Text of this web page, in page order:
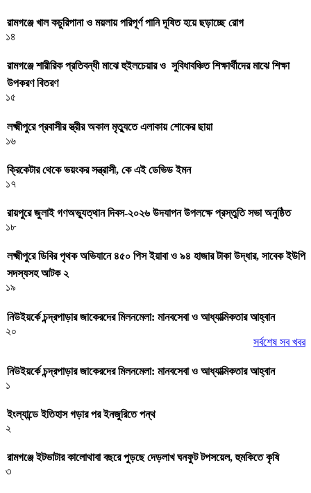
রামগঞ্জে খাল কচুরিপানা ও ময়লায় পরিপূর্ণ পানি দূষিত হয়ে ছড়াচ্ছে রোগ
১৪
রামগঞ্জে শারীরিক প্রতিবন্ধী মাঝে হুইলচেয়ার ও সুবিধাবঞ্চিত শিক্ষার্থীদের মাঝে শিক্ষা
উপকরণ বিতরণ
১৫
লক্ষ্মীপুরে প্রবাসীর স্ত্রীর অকাল মৃত্যুতে এলাকায় শোকের ছায়া
১৬
ক্রিকেটার থেকে ভয়ংকর সন্ত্রাসী, কে এই ডেভিড ইমন
১৭
রায়পুরে জুলাই গণঅভ্যুত্থান দিবস-২০২৬ উদযাপন উপলক্ষে প্রস্তুতি সভা অনুষ্ঠিত
১৮
লক্ষ্মীপুরে ডিবির পৃথক অভিযানে ৪৫০ পিস ইয়াবা ও ৯৪ হাজার টাকা উদ্ধার, সাবেক ইউপি
সদস্যসহ আটক ২
১৯
নিউইয়র্কে চন্দ্রপাড়ার জাকেরদের মিলনমেলা: মানবসেবা ও আধ্যাত্মিকতার আহ্বান
২০
সর্বশেষ সব খবর
নিউইয়র্কে চন্দ্রপাড়ার জাকেরদের মিলনমেলা: মানবসেবা ও আধ্যাত্মিকতার আহ্বান
১
ইংল্যান্ডে ইতিহাস গড়ার পর ইনজুরিতে পন্থ
২
রামগঞ্জে ইটভাটার কালোথাবা বছরে পুড়ছে দেড়লাখ ঘনফুট টপসয়েল, হুমকিতে কৃষি
৩